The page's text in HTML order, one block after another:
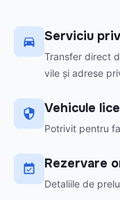
Serviciu
Transfer direct
vile și adrese
Vehicule
Potrivit pentru
Rezervare
Detaliile de